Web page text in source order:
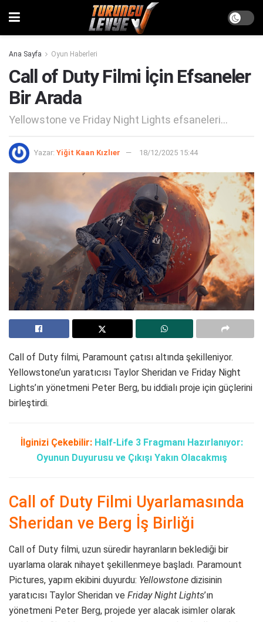
Ana Sayfa Oyun Haberleri
Call of Duty Filmi İçin Efsaneler
Bir Arada
Yellowstone ve Friday Night Lights efsaneleri...
Yazar: Yiğit Kaan Kızlıer 18/12/2025 15:44
Call of Duty filmi, Paramount çatısı altında şekilleniyor.
Yellowstone’un yaratıcısı Taylor Sheridan ve Friday Night
Lights’ın yönetmeni Peter Berg, bu iddialı proje için güçlerini
birleştirdi.
İlginizi Çekebilir: Half-Life 3 Fragmanı Hazırlanıyor:
Oyunun Duyurusu ve Çıkışı Yakın Olacakmış
Call of Duty Filmi Uyarlamasında
Sheridan ve Berg İş Birliği
Call of Duty filmi, uzun süredir hayranların beklediği bir
uyarlama olarak nihayet şekillenmeye başladı. Paramount
Pictures, yapım ekibini duyurdu: Yellowstone dizisinin
yaratıcısı Taylor Sheridan ve Friday Night Lights’ın
yönetmeni Peter Berg, projede yer alacak isimler olarak